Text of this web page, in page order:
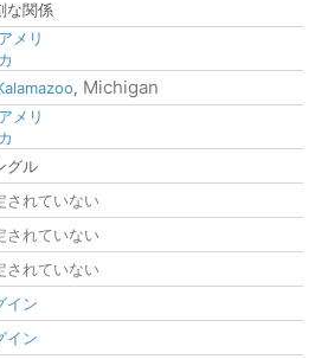
な関係
アメリ
カ
, Michigan
アメリ
カ
グル
されていない
されていない
されていない
イン
イン